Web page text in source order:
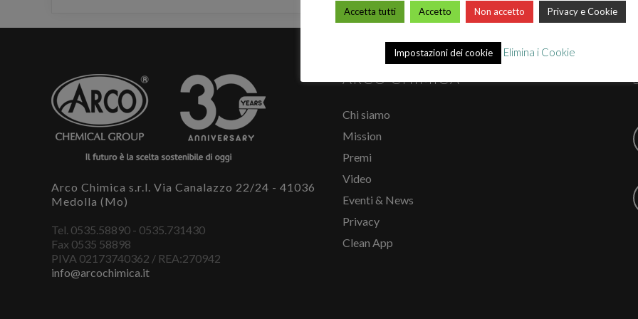
Arco Chimica s.r.l. Via Canalazzo 22/24 - 41036
Medolla (Mo)
Tel. 0535.58890 - 0535.731430
Fax 0535 58898
PIVA 02173740362 / REA:270942
info@arcochimica.it
ARCO CHIMICA
Chi siamo
Mission
Premi
Video
Eventi & News
Privacy
Clean App
Accetta tutti Accetto Non accetto Privacy e Cookie
Impostazioni dei cookie Elimina i Cookie